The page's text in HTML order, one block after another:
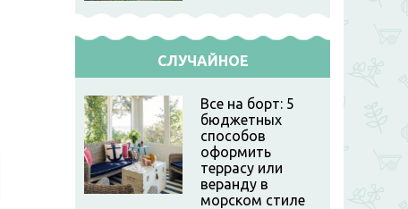
СЛУЧАЙНОЕ
Все на борт: 5
бюджетных
способов
оформить
террасу или
веранду в
морском стиле